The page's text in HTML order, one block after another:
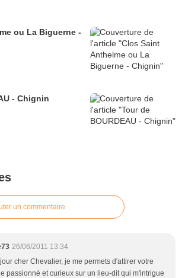
ou La Biguerne -
- Chignin
un commentaire
26/06/2011 13:34
cher Chevalier, je me permets d'attirer votre
passionné et curieux sur un lieu-dit qui m'intrigue